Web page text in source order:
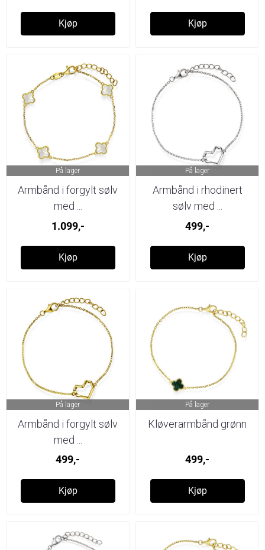
Kjøp Kjøp
På lager
Armbånd i forgylt sølv
med ...
1.099,-
Kjøp
På lager
Armbånd i rhodinert
sølv med ...
499,-
Kjøp
På lager
Armbånd i forgylt sølv
med ...
499,-
Kjøp
På lager
Kløverarmbånd grønn
499,-
Kjøp